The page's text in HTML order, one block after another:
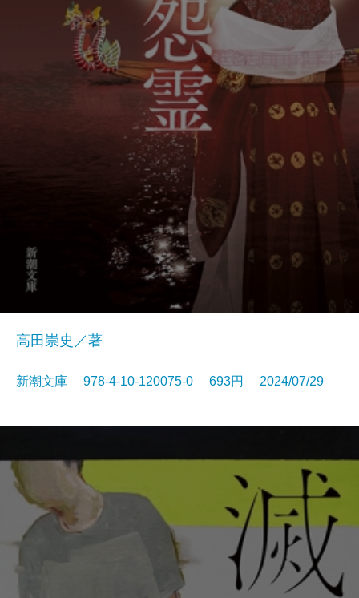
高田崇史／著
新潮文庫 978-4-10-120075-0 693円 2024/07/29